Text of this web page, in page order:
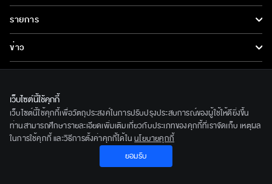
ละคร/ซีรีส์
ซีรีส์นานาชาติ
การ์ตูน & เกม
รายการ
รายการทั้งหมด
ข่าว
ข่าวทั้งหมด
ข่าวประชาสัมพันธ์
ทีวีออนไลน์
เกี่ยวกับเรา
BEC World
รู้จักเรา
ติดตามเราได้ที่
© 2020 Bangkok Entertainment Co.,Ltd. All Rights Reserved.
เว็บไซต์นี้ใช้คุกกี้
เว็บไซต์นี้ใช้คุกกี้เพื่อวัตถุประสงค์ในการปรับปรุงประสบการณ์ของผู้ใช้ให้ดียิ่งขึ้น
ท่านสามารถศึกษารายละเอียดเพิ่มเติมเกี่ยวกับประเภทของคุกกี้ที่เราจัดเก็บ เหตุผล
ในการใช้คุกกี้ และวิธีการตั้งค่าคุกกี้ได้ใน นโยบายคุกกี้
ยอมรับ